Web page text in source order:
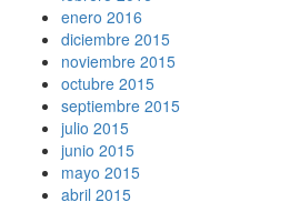
enero 2016
diciembre 2015
noviembre 2015
octubre 2015
septiembre 2015
julio 2015
junio 2015
mayo 2015
abril 2015